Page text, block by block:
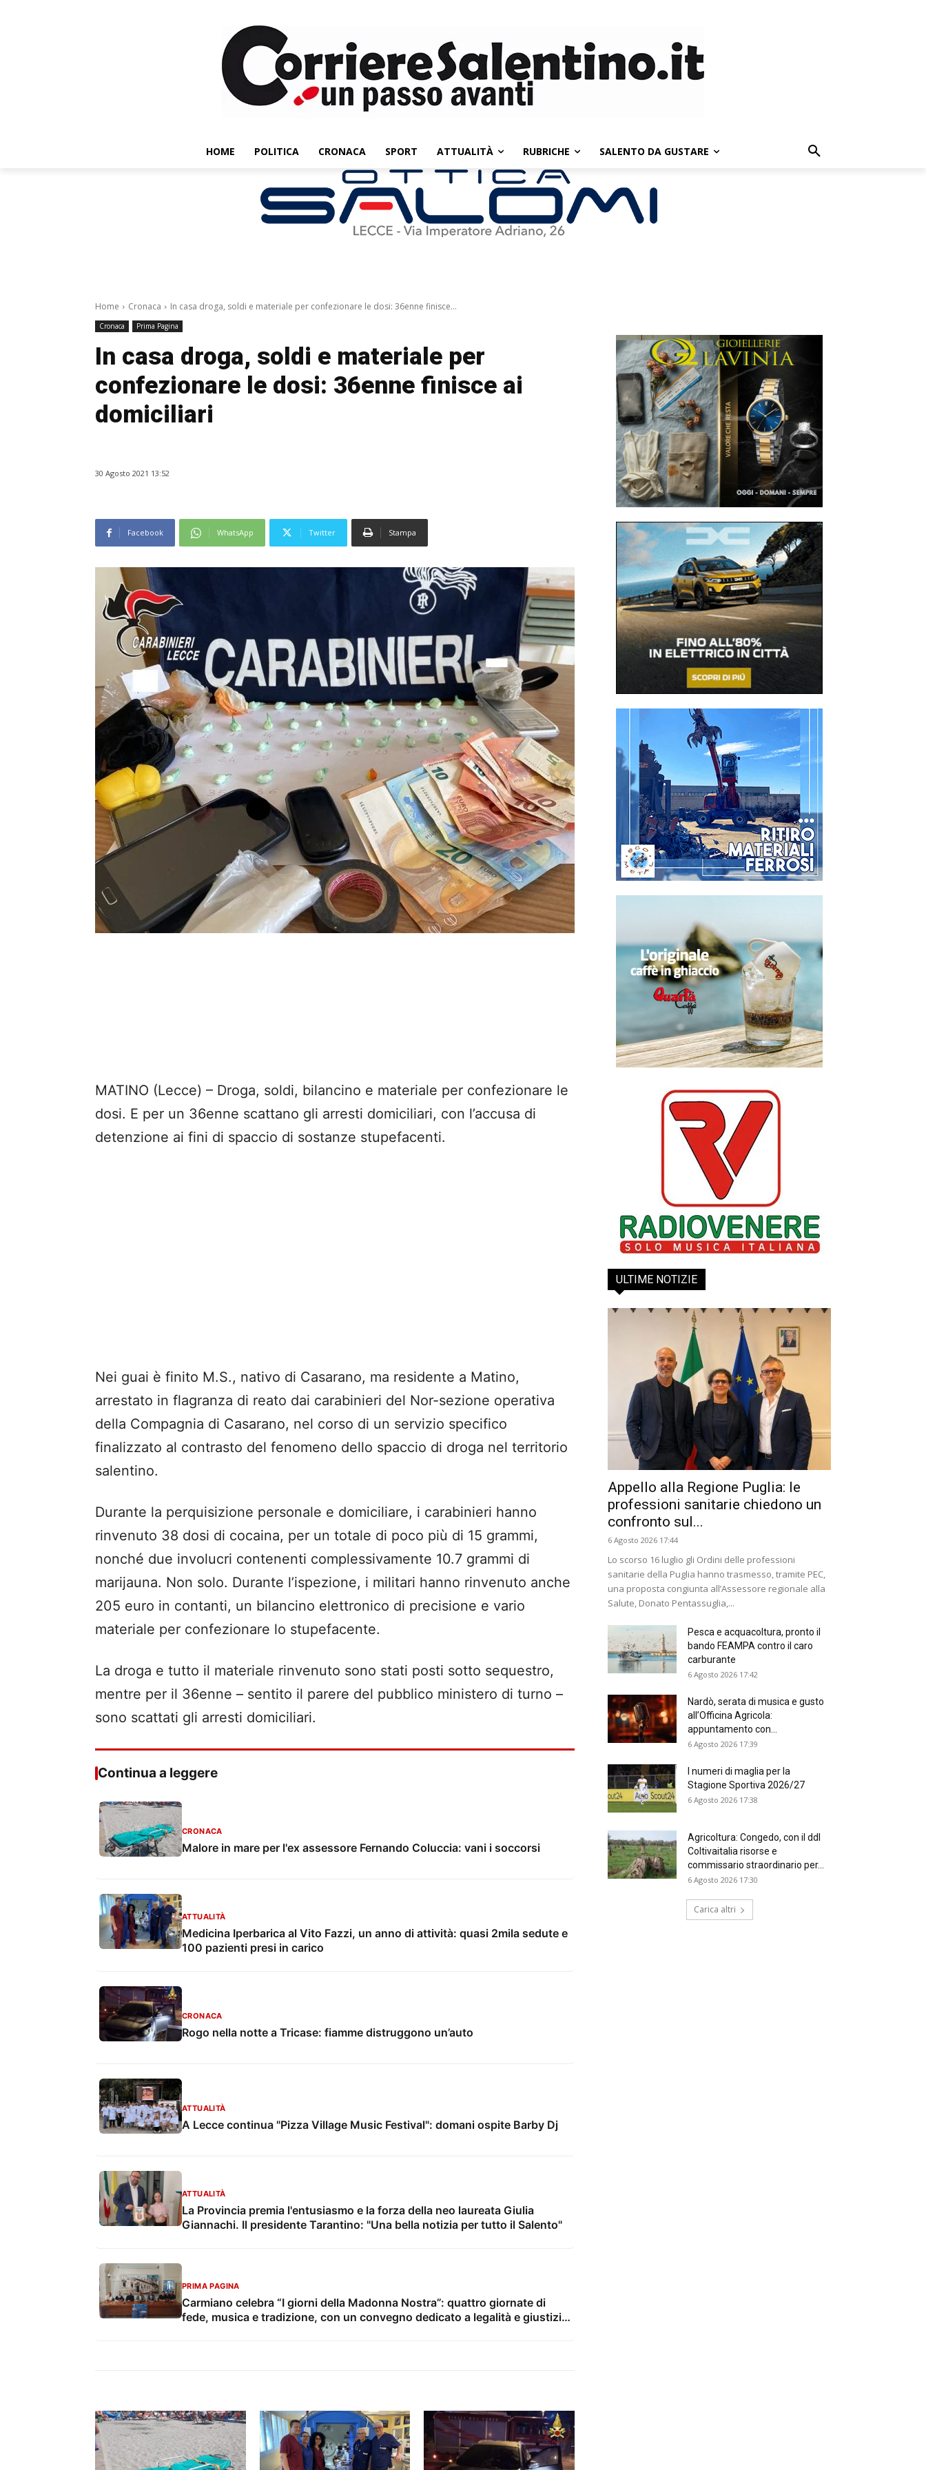
HOME POLITICA CRONACA SPORT ATTUALITÀ RUBRICHE SALENTO DA GUSTARE
Home Cronaca In casa droga, soldi e materiale per confezionare le dosi: 36enne finisce...
Cronaca Prima Pagina
In casa droga, soldi e materiale per
confezionare le dosi: 36enne finisce ai
domiciliari
30 Agosto 2021 13:52
Facebook WhatsApp Twitter Stampa
MATINO (Lecce) – Droga, soldi, bilancino e materiale per confezionare le
dosi. E per un 36enne scattano gli arresti domiciliari, con l’accusa di
detenzione ai fini di spaccio di sostanze stupefacenti.
Nei guai è finito M.S., nativo di Casarano, ma residente a Matino,
arrestato in flagranza di reato dai carabinieri del Nor-sezione operativa
della Compagnia di Casarano, nel corso di un servizio specifico
finalizzato al contrasto del fenomeno dello spaccio di droga nel territorio
salentino.
Durante la perquisizione personale e domiciliare, i carabinieri hanno
rinvenuto 38 dosi di cocaina, per un totale di poco più di 15 grammi,
nonché due involucri contenenti complessivamente 10.7 grammi di
marijauna. Non solo. Durante l’ispezione, i militari hanno rinvenuto anche
205 euro in contanti, un bilancino elettronico di precisione e vario
materiale per confezionare lo stupefacente.
La droga e tutto il materiale rinvenuto sono stati posti sotto sequestro,
mentre per il 36enne – sentito il parere del pubblico ministero di turno –
sono scattati gli arresti domiciliari.
Continua a leggere
CRONACA
Malore in mare per l'ex assessore Fernando Coluccia: vani i soccorsi
ATTUALITÀ
Medicina Iperbarica al Vito Fazzi, un anno di attività: quasi 2mila sedute e
100 pazienti presi in carico
CRONACA
Rogo nella notte a Tricase: fiamme distruggono un’auto
ATTUALITÀ
A Lecce continua "Pizza Village Music Festival": domani ospite Barby Dj
ATTUALITÀ
La Provincia premia l'entusiasmo e la forza della neo laureata Giulia
Giannachi. Il presidente Tarantino: "Una bella notizia per tutto il Salento"
PRIMA PAGINA
Carmiano celebra “I giorni della Madonna Nostra”: quattro giornate di
fede, musica e tradizione, con un convegno dedicato a legalità e giustizia
ULTIME NOTIZIE
Appello alla Regione Puglia: le
professioni sanitarie chiedono un
confronto sul...
6 Agosto 2026 17:44
Lo scorso 16 luglio gli Ordini delle professioni
sanitarie della Puglia hanno trasmesso, tramite PEC,
una proposta congiunta all’Assessore regionale alla
Salute, Donato Pentassuglia,...
Pesca e acquacoltura, pronto il
bando FEAMPA contro il caro
carburante
6 Agosto 2026 17:42
Nardò, serata di musica e gusto
all’Officina Agricola:
appuntamento con...
6 Agosto 2026 17:39
I numeri di maglia per la
Stagione Sportiva 2026/27
6 Agosto 2026 17:38
Agricoltura: Congedo, con il ddl
Coltivaitalia risorse e
commissario straordinario per...
6 Agosto 2026 17:30
Carica altri